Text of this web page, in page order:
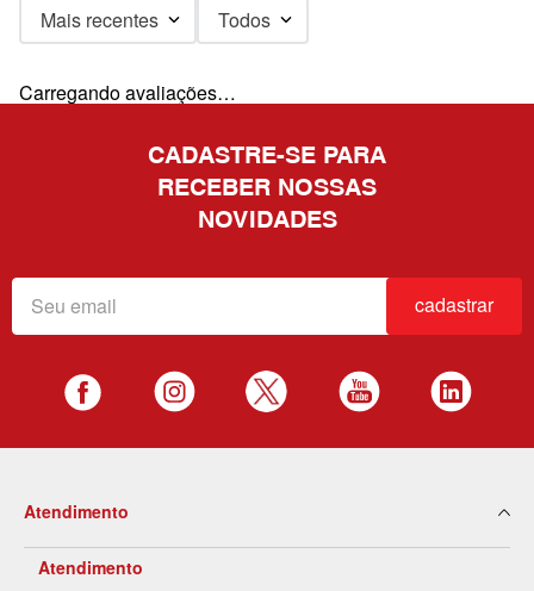
Mais recentes Todos
Carregando avaliações…
CADASTRE-SE PARA
RECEBER NOSSAS
NOVIDADES
cadastrar
Atendimento
Atendimento